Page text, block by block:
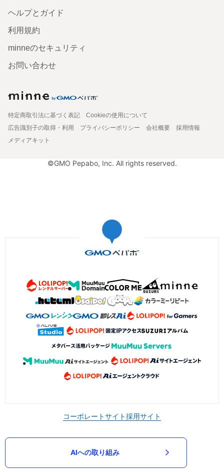
ヘルプとガイド
利用規約
minneのセキュリティ
お問い合わせ
特定商取引法に基づく表記
Cookieの使用について
広告識別子の取得・利用
プライバシーポリシー 会社概要
採用情報
メディアキット
©GMO Pepabo, Inc. All rights reserved.
コーポレートサイト採用サイト
AIへの取り組み